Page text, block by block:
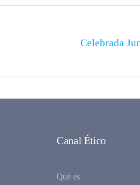
Celebrada
Canal Ético
Qué es